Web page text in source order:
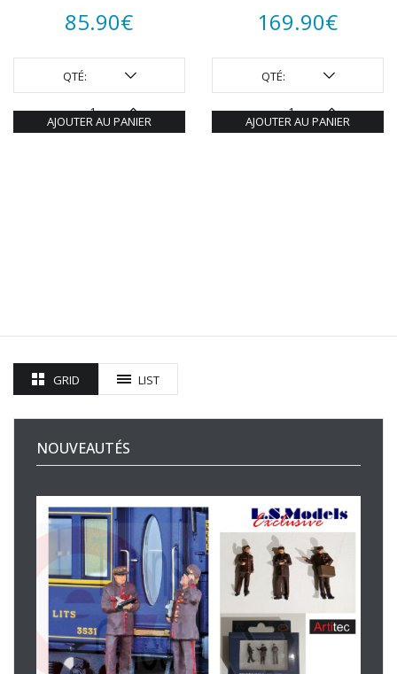
85.90€
QTÉ:
AJOUTER AU PANIER
169.90€
QTÉ:
AJOUTER AU PANIER
GRID LIST
NOUVEAUTÉS